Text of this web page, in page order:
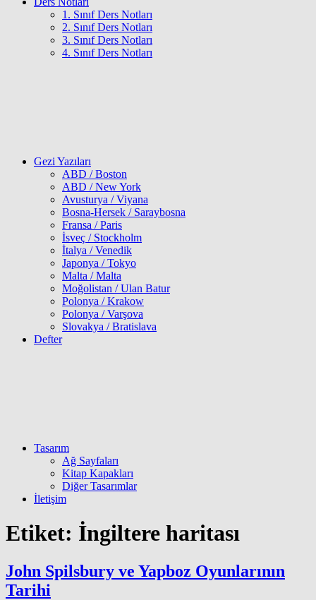
1. Sınıf Ders Notları
2. Sınıf Ders Notları
3. Sınıf Ders Notları
4. Sınıf Ders Notları
Gezi Yazıları
ABD / Boston
ABD / New York
Avusturya / Viyana
Bosna-Hersek / Saraybosna
Fransa / Paris
İsveç / Stockholm
İtalya / Venedik
Japonya / Tokyo
Malta / Malta
Moğolistan / Ulan Batur
Polonya / Krakow
Polonya / Varşova
Slovakya / Bratislava
Defter
Tasarım
Ağ Sayfaları
Kitap Kapakları
Diğer Tasarımlar
İletişim
Etiket: İngiltere haritası
John Spilsbury ve Yapboz Oyunlarının
Tarihi